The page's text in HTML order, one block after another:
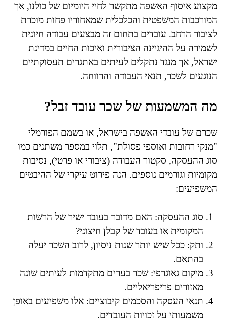
מקצוע איסוף האשפה מתקשר לחיי היומיום של כולנו, אך
המורכבות המשפטית והכלכלית שמאחוריו פחות מוכרת
לציבור הרחב. עובדים בתחום זה מבצעים עבודה חיונית
לשמירה על ההיגיינה הציבורית ואיכות החיים במדינת
ישראל, אך מנגד נתקלים לעיתים באתגרים תעסוקתיים
הנוגעים לשכר, תנאי העבודה והרווחה.
מה המשמעות של שכר עובד זבל?
שכרם של עובדי האשפה בישראל, או בשמם הפורמלי
"מנקי רחובות ואוספי פסולת", תלוי במספר משתנים כמו
סוג ההעסקה, סקטור העבודה (ציבורי או פרטי), נסיבות
מקומיות וגורמים נוספים. הנה פירוט עיקרי של ההיבטים
המשפיעים:
סוג ההעסקה: האם מדובר בעובד ישיר של הרשות
המקומית או בעובד של קבלן חיצוני?
ותק: ככל שיש יותר שנות ניסיון, לרוב השכר יעלה
בהתאם.
מיקום גאוגרפי: שכר בערים מתקדמות לעיתים שונה
מאזורים פריפריאליים.
תנאי העסקה והסכמים קיבוציים: אלו משפיעים באופן
משמעותי על זכויות העובדים.